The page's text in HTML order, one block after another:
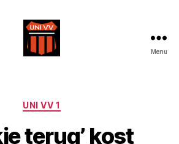
Menu
Categorieën
UNI VV 1
terug’ kost